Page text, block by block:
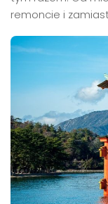
remoncie i